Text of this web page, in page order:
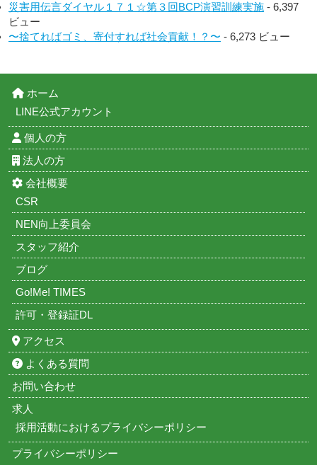
災害用伝言ダイヤル１７１☆第３回BCP演習訓練実施 - 6,397
ビュー
〜捨てればゴミ、寄付すれば社会貢献！？〜 - 6,273 ビュー
ホーム
LINE公式アカウント
個人の方
法人の方
会社概要
CSR
NEN向上委員会
スタッフ紹介
ブログ
Go!Me! TIMES
許可・登録証DL
アクセス
よくある質問
お問い合わせ
求人
採用活動におけるプライバシーポリシー
プライバシーポリシー